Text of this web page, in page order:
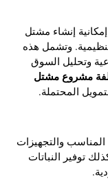
إنشاء مشتل
وتشمل هذه
وتحليل السوق
مشروع مشتل
المحتملة.
والتجهيزات
توفير النباتات